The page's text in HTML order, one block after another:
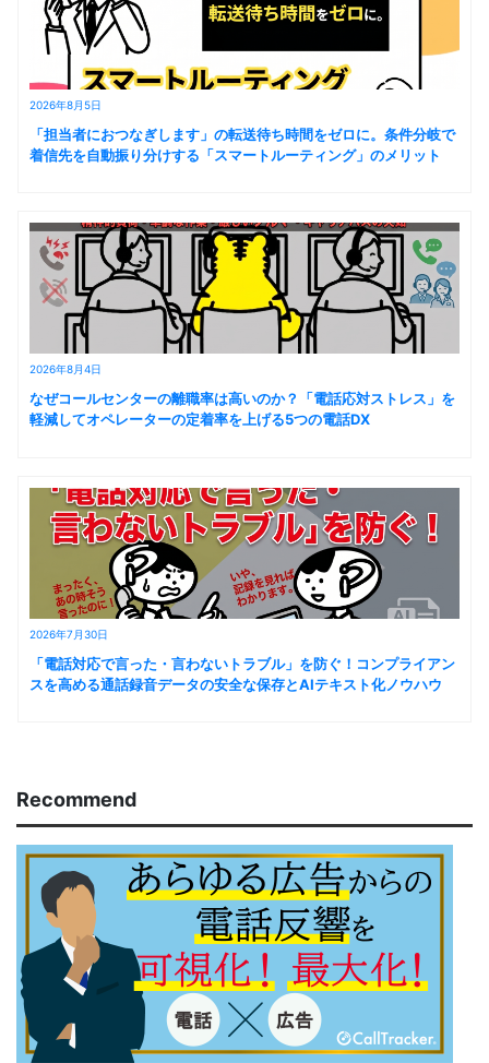
2026年8月5日
「担当者におつなぎします」の転送待ち時間をゼロに。条件分岐で
着信先を自動振り分けする「スマートルーティング」のメリット
2026年8月4日
なぜコールセンターの離職率は高いのか？「電話応対ストレス」を
軽減してオペレーターの定着率を上げる5つの電話DX
2026年7月30日
「電話対応で言った・言わないトラブル」を防ぐ！コンプライアン
スを高める通話録音データの安全な保存とAIテキスト化ノウハウ
Recommend